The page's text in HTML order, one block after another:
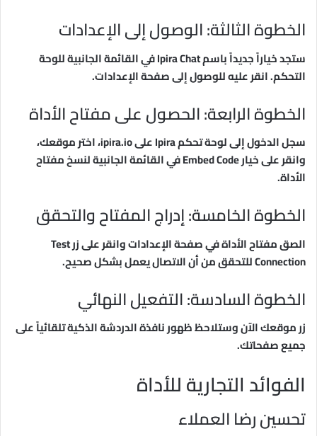
الخطوة الثالثة: الوصول إلى الإعدادات
ستجد خياراً جديداً باسم Ipira Chat في القائمة الجانبية للوحة
التحكم. انقر عليه للوصول إلى صفحة الإعدادات.
الخطوة الرابعة: الحصول على مفتاح الأداة
سجل الدخول إلى لوحة تحكم Ipira على ipira.io، اختر موقعك،
وانقر على خيار Embed Code في القائمة الجانبية لنسخ مفتاح
الأداة.
الخطوة الخامسة: إدراج المفتاح والتحقق
الصق مفتاح الأداة في صفحة الإعدادات وانقر على زر Test
Connection للتحقق من أن الاتصال يعمل بشكل صحيح.
الخطوة السادسة: التفعيل النهائي
زر موقعك الآن وستلاحظ ظهور نافذة الدردشة الذكية تلقائياً على
جميع صفحاتك.
الفوائد التجارية للأداة
تحسين رضا العملاء